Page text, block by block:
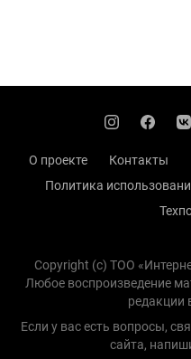
О проекте Контакты
Политика
Copyright (с) TOO
Любое воспроизведение
редакции
Если у вас есть вопросы,
сайта,